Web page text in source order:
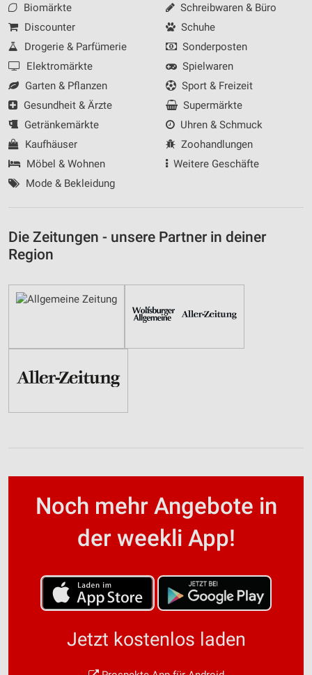
Biomärkte
Discounter
Drogerie & Parfümerie
Elektromärkte
Garten & Pflanzen
Gesundheit & Ärzte
Getränkemärkte
Kaufhäuser
Möbel & Wohnen
Mode & Bekleidung
Schreibwaren & Büro
Schuhe
Sonderposten
Spielwaren
Sport & Freizeit
Supermärkte
Uhren & Schmuck
Zoohandlungen
Weitere Geschäfte
Die Zeitungen - unsere Partner in deiner
Region
Noch mehr Angebote in
der weekli App!
Jetzt kostenlos laden